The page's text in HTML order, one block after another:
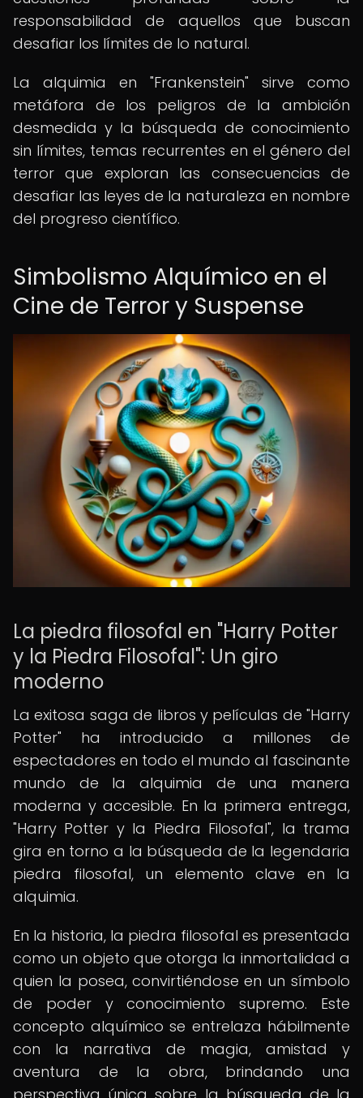
responsabilidad de aquellos que buscan
desafiar los límites de lo natural.
La alquimia en "Frankenstein" sirve como
metáfora de los peligros de la ambición
desmedida y la búsqueda de conocimiento
sin límites, temas recurrentes en el género del
terror que exploran las consecuencias de
desafiar las leyes de la naturaleza en nombre
del progreso científico.
Simbolismo Alquímico en el
Cine de Terror y Suspense
La piedra filosofal en "Harry Potter
y la Piedra Filosofal": Un giro
moderno
La exitosa saga de libros y películas de "Harry
Potter" ha introducido a millones de
espectadores en todo el mundo al fascinante
mundo de la alquimia de una manera
moderna y accesible. En la primera entrega,
"Harry Potter y la Piedra Filosofal", la trama
gira en torno a la búsqueda de la legendaria
piedra filosofal, un elemento clave en la
alquimia.
En la historia, la piedra filosofal es presentada
como un objeto que otorga la inmortalidad a
quien la posea, convirtiéndose en un símbolo
de poder y conocimiento supremo. Este
concepto alquímico se entrelaza hábilmente
con la narrativa de magia, amistad y
aventura de la obra, brindando una